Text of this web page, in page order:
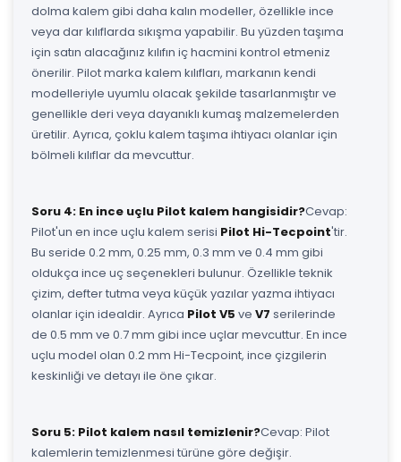
dolma kalem gibi daha kalın modeller, özellikle ince
veya dar kılıflarda sıkışma yapabilir. Bu yüzden taşıma
için satın alacağınız kılıfın iç hacmini kontrol etmeniz
önerilir. Pilot marka kalem kılıfları, markanın kendi
modelleriyle uyumlu olacak şekilde tasarlanmıştır ve
genellikle deri veya dayanıklı kumaş malzemelerden
üretilir. Ayrıca, çoklu kalem taşıma ihtiyacı olanlar için
bölmeli kılıflar da mevcuttur.
Soru 4: En ince uçlu Pilot kalem hangisidir?Cevap:
Pilot'un en ince uçlu kalem serisi Pilot Hi-Tecpoint'tir.
Bu seride 0.2 mm, 0.25 mm, 0.3 mm ve 0.4 mm gibi
oldukça ince uç seçenekleri bulunur. Özellikle teknik
çizim, defter tutma veya küçük yazılar yazma ihtiyacı
olanlar için idealdir. Ayrıca Pilot V5 ve V7 serilerinde
de 0.5 mm ve 0.7 mm gibi ince uçlar mevcuttur. En ince
uçlu model olan 0.2 mm Hi-Tecpoint, ince çizgilerin
keskinliği ve detayı ile öne çıkar.
Soru 5: Pilot kalem nasıl temizlenir?Cevap: Pilot
kalemlerin temizlenmesi türüne göre değişir.